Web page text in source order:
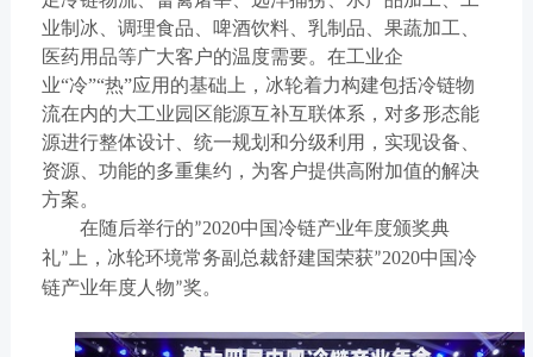
业制冰、调理食品、啤酒饮料、乳制品、果蔬加工、
医药用品等广大客户的温度需要。在工业企
业“冷”“热”应用的基础上，冰轮着力构建包括冷链物
流在内的大工业园区能源互补互联体系，对多形态能
源进行整体设计、统一规划和分级利用，实现设备、
资源、功能的多重集约，为客户提供高附加值的解决
方案。
在随后举行的”2020中国冷链产业年度颁奖典
礼” 上，冰轮环境常务副总裁舒建国荣获”2020中国冷
链产业年度人物”奖。